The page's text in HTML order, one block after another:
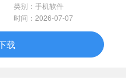
类别：手机软件
时间：2026-07-07
载